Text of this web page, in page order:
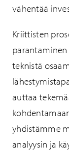
vähentää
Kriittisten
parantaminen
teknistä
auttaa
yhdistämme
analyysin ja